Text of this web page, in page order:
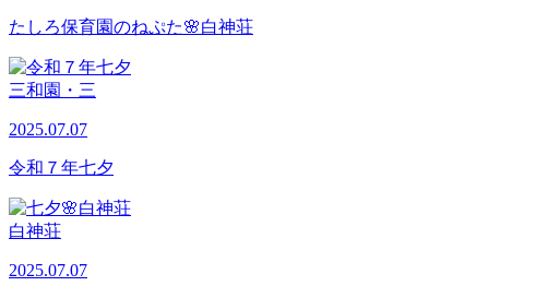
たしろ保育園のねぷた🌸白神荘
三和園・三
2025.07.07
令和７年七夕
白神荘
2025.07.07